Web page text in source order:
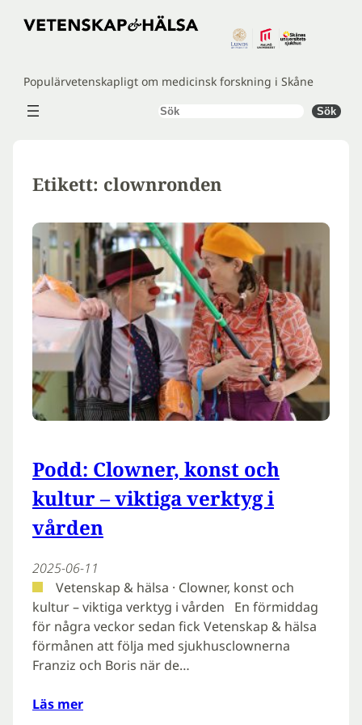
Hoppa
Populärvetenskapligt om medicinsk forskning i Skåne
Sök Sök
Etikett: clownronden
Podd: Clowner, konst och
kultur – viktiga verktyg i
vården
2025-06-11
Vetenskap & hälsa · Clowner, konst och
kultur – viktiga verktyg i vården En förmiddag
för några veckor sedan fick Vetenskap & hälsa
förmånen att följa med sjukhusclownerna
Franziz och Boris när de…
Läs mer